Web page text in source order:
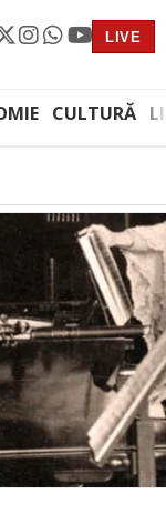
LIVE
CULTURĂ